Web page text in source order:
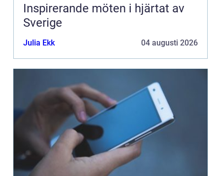
Inspirerande möten i hjärtat av
Sverige
Julia Ekk 04 augusti 2026